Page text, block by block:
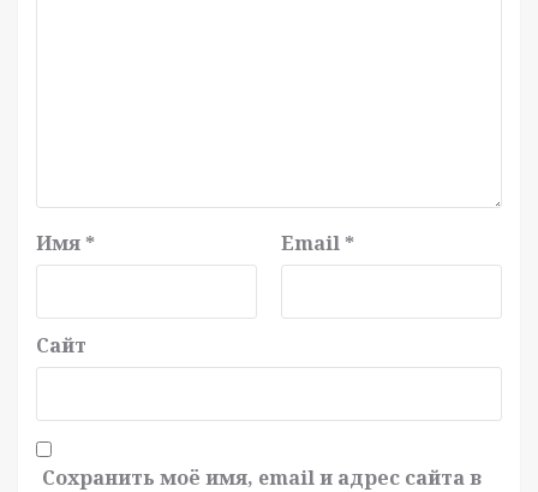
Имя * Email *
Сайт
Сохранить моё имя, email и адрес сайта в